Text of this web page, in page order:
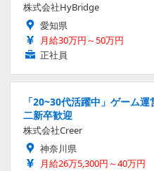
株式会社HyBridge
愛知県
月給30万円～50万円
正社員
「20~30代活躍中」ゲーム
二新卒歓迎
株式会社Creer
神奈川県
月給26万5,300円～40万円